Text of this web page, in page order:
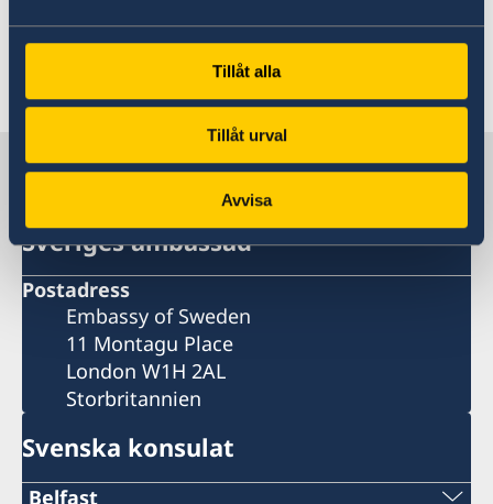
Tillåt alla
Tillåt urval
Avvisa
myndigheter.
Senast uppdaterad 10 mars 2025, 11.44
Sverige i Storbritannien
Sveriges ambassad
Postadress
Embassy of Sweden
11 Montagu Place
London W1H 2AL
Storbritannien
Svenska konsulat
Belfast